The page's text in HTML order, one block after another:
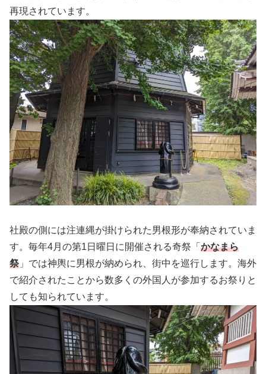
再現されています。
社殿の側には注連縄が掛けられた男根形が奉納されていま
す。毎年4月の第1日曜日に開催される奇祭「 かなまら
祭 」では神輿に男根が納められ、街中を巡行します。海外
で紹介されたことから数多くの外国人が参加するお祭りと
しても知られています。